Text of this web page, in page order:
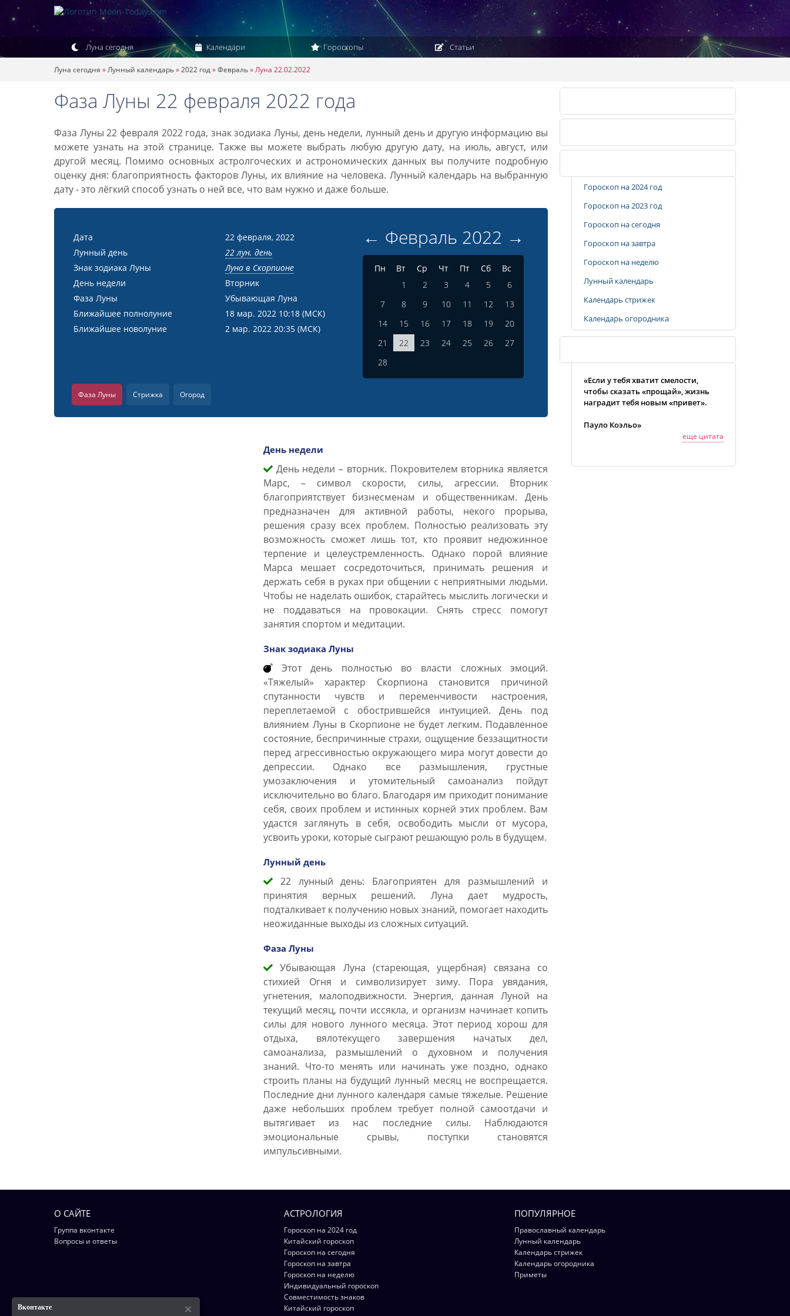
Луна сегодня Календари Гороскопы Статьи
Луна сегодня »Лунный календарь»2022 год»Февраль»Луна 22.02.2022
Фаза Луны 22 февраля 2022 года
Фаза Луны 22 февраля 2022 года, знак зодиака Луны, день недели, лунный день и другую информацию вы
можете узнать на этой странице. Также вы можете выбрать любую другую дату, на июль, август, или
другой месяц. Помимо основных астролгоческих и астрономических данных вы получите подробную
оценку дня: благоприятность факторов Луны, их влияние на человека. Лунный календарь на выбранную
дату - это лёгкий способ узнать о ней все, что вам нужно и даже больше.
Дата
22 февраля, 2022
Лунный день
22 лун. день
Знак зодиака Луны
Луна в Скорпионе
День недели
Вторник
Фаза Луны
Убывающая Луна
Ближайшее полнолуние
18 мар. 2022 10:18 (МСК)
Ближайшее новолуние
2 мар. 2022 20:35 (МСК)
← Февраль 2022 →
Пн Вт Ср Чт Пт Сб
Вс
1
2 3 4 5
6
7
8 9 10 11 12
13
14
15 16 17 18 19
20
21
22 23 24 25 26
27
28
Фаза Луны Стрижка Огород
День недели
День недели – вторник. Покровителем вторника является
Марс, – символ скорости, силы, агрессии. Вторник
благоприятствует бизнесменам и общественникам. День
предназначен для активной работы, некого прорыва,
решения сразу всех проблем. Полностью реализовать эту
возможность сможет лишь тот, кто проявит недюжинное
терпение и целеустремленность. Однако порой влияние
Марса мешает сосредоточиться, принимать решения и
держать себя в руках при общении с неприятными людьми.
Чтобы не наделать ошибок, старайтесь мыслить логически и
не поддаваться на провокации. Снять стресс помогут
занятия спортом и медитации.
Знак зодиака Луны
Этот день полностью во власти сложных эмоций.
«Тяжелый» характер Скорпиона становится причиной
спутанности чувств и переменчивости настроения,
переплетаемой с обострившейся интуицией. День под
влиянием Луны в Скорпионе не будет легким. Подавленное
состояние, беспричинные страхи, ощущение беззащитности
перед агрессивностью окружающего мира могут довести до
депрессии. Однако все размышления, грустные
умозаключения и утомительный самоанализ пойдут
исключительно во благо. Благодаря им приходит понимание
себя, своих проблем и истинных корней этих проблем. Вам
удастся заглянуть в себя, освободить мысли от мусора,
усвоить уроки, которые сыграют решающую роль в будущем.
Лунный день
22 лунный день: Благоприятен для размышлений и
принятия верных решений. Луна дает мудрость,
подталкивает к получению новых знаний, помогает находить
неожиданные выходы из сложных ситуаций.
Фаза Луны
Убывающая Луна (стареющая, ущербная) связана со
стихией Огня и символизирует зиму. Пора увядания,
угнетения, малоподвижности. Энергия, данная Луной на
текущий месяц, почти иссякла, и организм начинает копить
силы для нового лунного месяца. Этот период хорош для
отдыха, вялотекущего завершения начатых дел,
самоанализа, размышлений о духовном и получения
знаний. Что-то менять или начинать уже поздно, однако
строить планы на будущий лунный месяц не воспрещается.
Последние дни лунного календаря самые тяжелые. Решение
даже небольших проблем требует полной самоотдачи и
вытягивает из нас последние силы. Наблюдаются
эмоциональные срывы, поступки становятся
импульсивными.
Гороскоп на 2024 год
Гороскоп на 2023 год
Гороскоп на сегодня
Гороскоп на завтра
Гороскоп на неделю
Лунный календарь
Календарь стрижек
Календарь огородника
«Если у тебя хватит смелости,
чтобы сказать «прощай», жизнь
наградит тебя новым «привет».
Пауло Коэльо»
еще цитата
О САЙТЕ
Группа вконтакте
Вопросы и ответы
АСТРОЛОГИЯ
Гороскоп на 2024 год
Китайский гороскоп
Гороскоп на сегодня
Гороскоп на завтра
Гороскоп на неделю
Индивидуальный гороскоп
Совместимость знаков
Китайский гороскоп
ПОПУЛЯРНОЕ
Православный календарь
Лунный календарь
Календарь стрижек
Календарь огородника
Приметы
Вконтакте